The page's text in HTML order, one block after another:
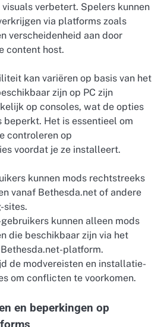
verbetert. Spelers kunnen
via platforms zoals
verscheidenheid aan door
content host.
kan variëren op basis van het
zijn op PC zijn
op consoles, wat de opties
beperkt. Het is essentieel om
controleren op
voordat je ze installeert.
kunnen mods rechtstreeks
vanaf Bethesda.net of andere
sites.
kunnen alleen mods
die beschikbaar zijn via het
platform.
de modvereisten en installatie-
om conflicten te voorkomen.
en beperkingen op